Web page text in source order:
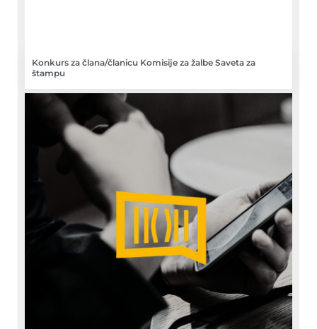
Konkurs za člana/članicu Komisije za žalbe Saveta za
štampu